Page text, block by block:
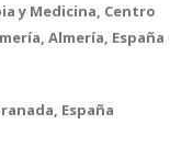
y Medicina, Centro
Almería, España
España